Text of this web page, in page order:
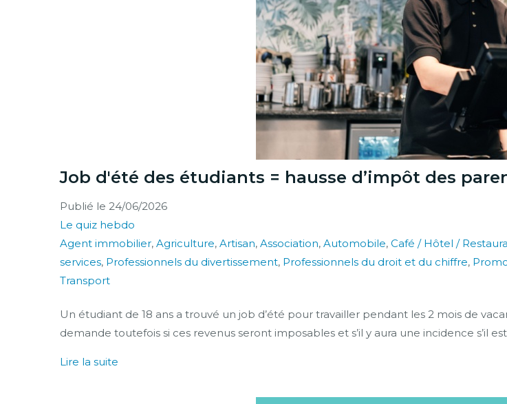
Job d'été des étudiants = hausse d’impôt des
Publié le 24/06/2026
Le quiz hebdo
Agent immobilier, Agriculture, Artisan, Association, Automobile, Café / Hôtel /
services, Professionnels du divertissement, Professionnels du droit et du chiffre,
Transport
Un étudiant de 18 ans a trouvé un job d’été pour travailler pendant les 2 mois de
demande toutefois si ces revenus seront imposables et s’il y aura une incidence s’il
Lire la suite